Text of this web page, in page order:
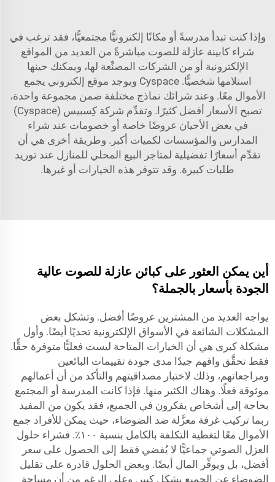
وإذا كنت تبدأ مدرسةً أو مكانًا إلكترونيًّا مجتمعيًّا، فقد ترغب في
شراء كابينة عازلة للصوت مباشرةً من العديد من المواقع
الإلكترونية أو من الشركات المصنِّعة لها، ويمكنك حينها
استلامها شخصيًّا.Cyspace ويوجد موقع إلكتروني يجمع
الأموال معًا. وعند شرائك نماذج مختلفة ضمن مجموعة واحدة،
تصبح الأسعار أفضل كثيرًا. وتقدِّم شركة كِسبيس (Cyspace)
في بعض الأحيان عروضًا خاصة أو خصومات عند شراء
المدارس والمؤسسات لكميات أكبر. وطريقة أخرى هي أن
تقدِّم أسعارًا تفضيلية لمتاجر البيع المحلي للمنازل عند توريد
طلبات كبيرة. وقد تتوفر هذه الخيارات أو غيرها.
أين يمكن العثور على كبائن عازلة للصوت عالية
الجودة بأسعار بالجملة؟
يواجه العديد من المشترين عروضًا أفضل. وتشكل بعض
المشكلات الشائعة في الأسواق الإلكترونية تحديًا أيضًا. وأول
مشكلة كبرى هي أن الخيارات المتاحة ليست فعليًّا متوفرة حقًّا.
فقط تحقَّق وافهم جيدًا مدى جودة تقييمات البائعين
ومراجعاتهم، وذلك لاختبار مصداقيتهم والتأكد من أن أعمالهم
موثوقة فعلًا. وهناك الكثير منها. فإذا كانت المدرسة أو المجتمع
بحاجة إلى أشخاص يفكرون في الجميع، فقد يكون من المفيد
ربما تركيب غرفة معزَّلة ضد الضوضاء، حيث يمكن للأفراد جمع
الأموال معًا لتغطية التكلفة بالكامل بنسبة ١٠٠٪. فشراء حلول
العزل الصوتي جماعيًّا لا يُفضي فقط إلى الحصول على سعر
أفضل، بل ويوفِّر المال أيضًا. وبعض الحلول قادرة على تقليل
الضوضاء عن الجميع بشكل كبير. وعلى الرغم من أن مساحة